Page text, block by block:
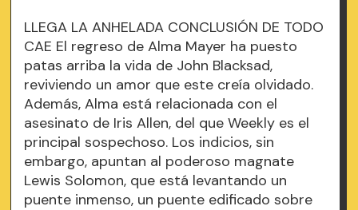
LLEGA LA ANHELADA CONCLUSIÓN DE TODO
CAE El regreso de Alma Mayer ha puesto
patas arriba la vida de John Blacksad,
reviviendo un amor que este creía olvidado.
Además, Alma está relacionada con el
asesinato de Iris Allen, del que Weekly es el
principal sospechoso. Los indicios, sin
embargo, apuntan al poderoso magnate
Lewis Solomon, que está levantando un
puente inmenso, un puente edificado sobre